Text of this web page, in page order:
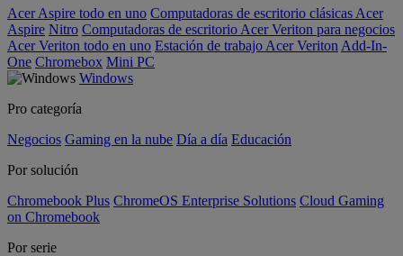
Acer Aspire todo en uno Computadoras de escritorio clásicas Acer
Aspire Nitro Computadoras de escritorio Acer Veriton para negocios
Acer Veriton todo en uno Estación de trabajo Acer Veriton Add-In-
One Chromebox Mini PC
Windows
Pro categoría
Negocios Gaming en la nube Día a día Educación
Por solución
Chromebook Plus ChromeOS Enterprise Solutions Cloud Gaming
on Chromebook
Por serie